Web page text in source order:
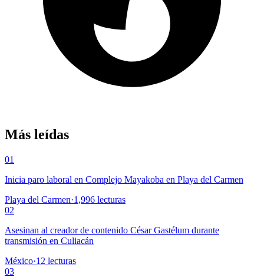
Más leídas
01
Inicia paro laboral en Complejo Mayakoba en Playa del Carmen
Playa del Carmen·1,996 lecturas
02
Asesinan al creador de contenido César Gastélum durante
transmisión en Culiacán
México·12 lecturas
03